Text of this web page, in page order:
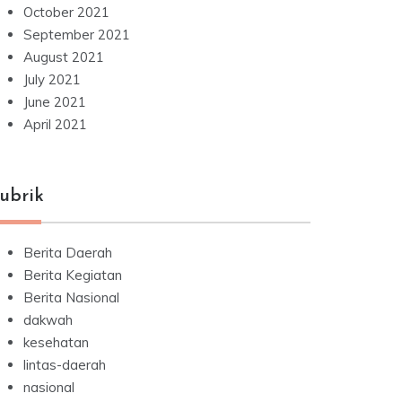
October 2021
September 2021
August 2021
July 2021
June 2021
April 2021
Berita Daerah
Berita Kegiatan
Berita Nasional
dakwah
kesehatan
lintas-daerah
nasional